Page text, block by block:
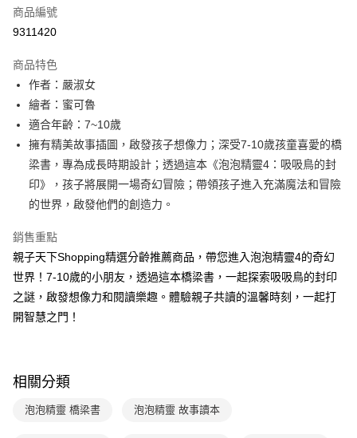
1.分期款項不併入電信帳單，「大哥付你分期」於每月結算日後寄送繳費提
醒簡訊。
【注意事項】
1.本服務係由「台灣大哥大股份有限公司」（以下簡稱本公司）所提供，讓
用戶於交易時，得透過本服務購買商品或服務，並由商店將買賣／分期付款
買賣價金債權讓與本公司後，依約使用本公司帳單繳交帳款。
2.基於同意付款使用「大哥付你分期」之契約關係目的，商店將以您的個人
由本公司與您本人進行分期帳單所需資料之確認、核對及更正。
3.完整用戶服務條款，請詳閱以下連結： https://oppay.tw/userRule
【「AFTEE先享後付」結帳流程】
１．於結帳方式選擇「AFTEE先享後付」後，將跳轉至「AFTEE先享後付」
２．訂單成立數日內，您將收到繳費通知簡訊。
ATM／網路銀行／等多元方式進行付款，方視為交易完成。
※ 請注意：結帳手續完成當下不需立刻繳費，但若您需要取消訂單，請聯絡
購買商品的店家。未經商家同意取消之訂單仍視為有效，需透過AFTEE先享
後付繳納相關費用。
※ 交易是否成功請以「AFTEE先享後付 」之結帳頁面顯示為準，若有關於
是否繳費成功／繳費後需取消欲退款等相關疑問，請聯繫「AFTEE先享後付
【注意事項】
易，需依本服務之必要範圍內提供個人資料，並將交易相關給付款項請求債
２．關於個人資料處理事宜，請瀏覽以下網址：
https://aftee.tw/terms/#terms3
３．未成年的使用者請事先徵得法定代理人或監護人之同意方可使用
「AFTEE先享後付」，若未經同意申辦者引起之損失，本公司不負相關責
任。
５．嚴禁一人註冊多個帳號或使用他人資訊註冊。若發現惡意使用之情形，
恩沛科技股份有限公司將有權停止該用戶之使用額度並採取法律行動。
每筆NT$70，滿NT$800(含以上)免運費
每筆NT$70，滿NT$800(含以上)免運費
國內宅配/郵寄 (不適用離島、海外及郵局i郵箱)
每筆NT$70，滿NT$800(含以上)免運費
離島宅配（澎湖、金門、馬祖、小琉球；不適用於郵局i郵箱）
每筆NT$200
海外包裹航空運送
商品編號
9311420
商品特色
作者：嚴淑女
繪者：蜜可魯
適合年齡：7~10歲
擁有精美故事插圖，啟發孩子想像力；深受7-10歲孩童喜愛的橋
梁書，專為成長時期設計；透過這本《泡泡精靈4：吸吸鳥的封
印》，孩子將展開一場奇幻冒險；帶領孩子進入充滿魔法和冒險
的世界，啟發他們的創造力。
銷售重點
親子天下Shopping精選分齡推薦商品，帶您進入泡泡精靈4的奇幻
世界！7-10歲的小朋友，透過這本橋梁書，一起探索吸吸鳥的封印
之謎，啟發想像力和閱讀樂趣。體驗親子共讀的溫馨時刻，一起打
開智慧之門！
相關分類
泡泡精靈 橋梁書 泡泡精靈 故事讀本